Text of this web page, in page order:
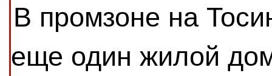
В промзоне на
еще один жилой